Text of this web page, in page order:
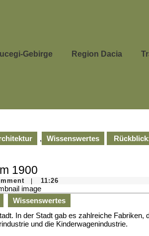
Gebirge Region Dacia
, Wissenswertes
1900
11:26
Wissenswertes
In der Stadt gab es zahlreiche
und die Kinderwagenindustrie.